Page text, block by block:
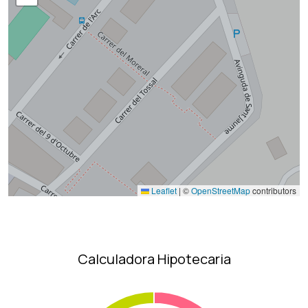
Leaflet | ©OpenStreetMapcontributors
Calculadora Hipotecaria